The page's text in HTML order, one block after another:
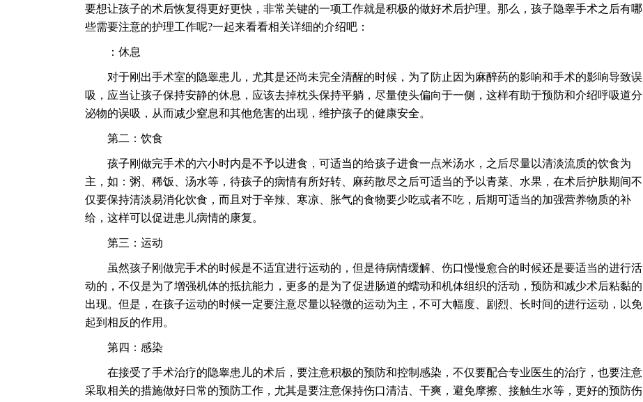
要想让孩子的术后恢复得更好更快，非常关键的一项工作就是积极的做好术后护理。那么，孩子隐睾手术之后有哪
些需要注意的护理工作呢?一起来看看相关详细的介绍吧：
：休息
对于刚出手术室的隐睾患儿，尤其是还尚未完全清醒的时候，为了防止因为麻醉药的影响和手术的影响导致误
吸，应当让孩子保持安静的休息，应该去掉枕头保持平躺，尽量使头偏向于一侧，这样有助于预防和介绍呼吸道分
泌物的误吸，从而减少窒息和其他危害的出现，维护孩子的健康安全。
第二：饮食
孩子刚做完手术的六小时内是不予以进食，可适当的给孩子进食一点米汤水，之后尽量以清淡流质的饮食为
主，如：粥、稀饭、汤水等，待孩子的病情有所好转、麻药散尽之后可适当的予以青菜、水果，在术后护肤期间不
仅要保持清淡易消化饮食，而且对于辛辣、寒凉、胀气的食物要少吃或者不吃，后期可适当的加强营养物质的补
给，这样可以促进患儿病情的康复。
第三：运动
虽然孩子刚做完手术的时候是不适宜进行运动的，但是待病情缓解、伤口慢慢愈合的时候还是要适当的进行活
动的，不仅是为了增强机体的抵抗能力，更多的是为了促进肠道的蠕动和机体组织的活动，预防和减少术后粘黏的
出现。但是，在孩子运动的时候一定要注意尽量以轻微的运动为主，不可大幅度、剧烈、长时间的进行运动，以免
起到相反的作用。
第四：感染
在接受了手术治疗的隐睾患儿的术后，要注意积极的预防和控制感染，不仅要配合专业医生的治疗，也要注意
采取相关的措施做好日常的预防工作，尤其是要注意保持伤口清洁、干爽，避免摩擦、接触生水等，更好的预防伤